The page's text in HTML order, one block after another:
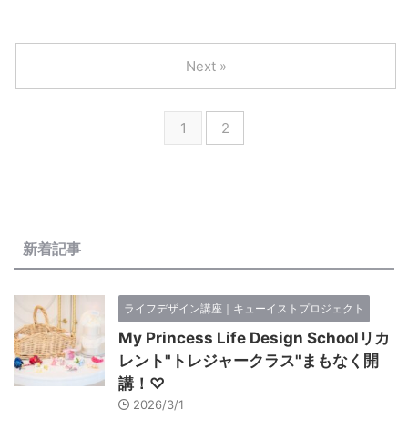
1 2
Next »
新着記事
ライフデザイン講座｜キューイストプロジェクト
My Princess Life Design Schoolリカ
レント"トレジャークラス"まもなく開
講！♡
2026/3/1